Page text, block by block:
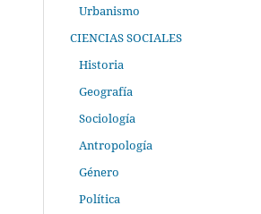
Urbanismo
CIENCIAS SOCIALES
Historia
Geografía
Sociología
Antropología
Género
Política